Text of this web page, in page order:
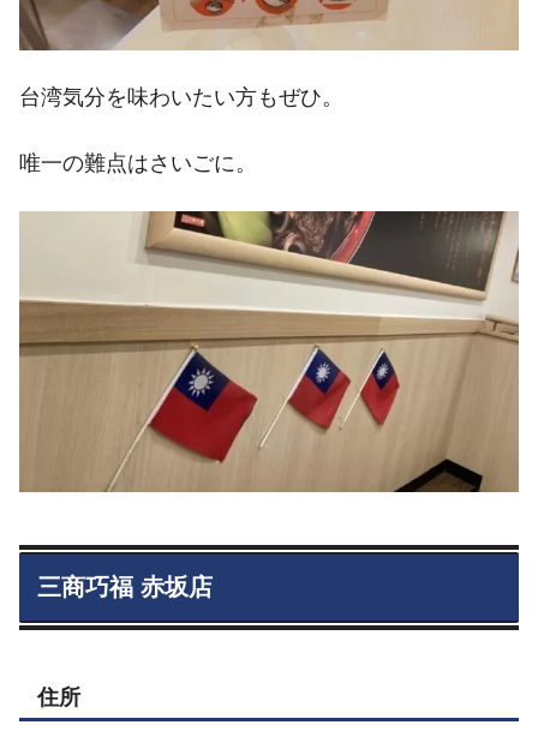
台湾気分を味わいたい方もぜひ。
唯一の難点はさいごに。
三商巧福 赤坂店
住所